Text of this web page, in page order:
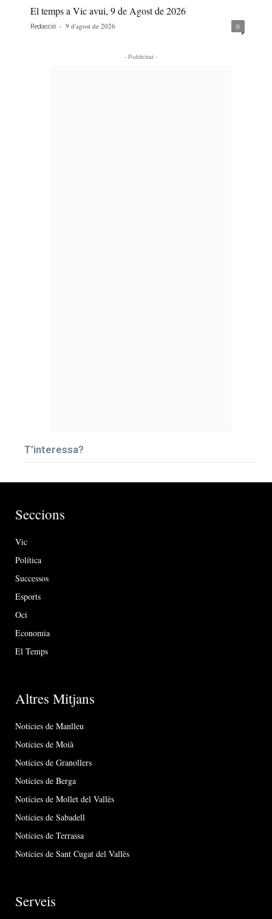
El temps a Vic avui, 9 de Agost de 2026
Redacció - 9 d'agost de 2026 0
- Publicitat -
T’interessa?
Seccions
Vic
Política
Successos
Esports
Oci
Economia
El Temps
Altres Mitjans
Notícies de Manlleu
Notícies de Moià
Notícies de Granollers
Notícies de Berga
Notícies de Mollet del Vallès
Notícies de Sabadell
Notícies de Terrassa
Notícies de Sant Cugat del Vallès
Serveis